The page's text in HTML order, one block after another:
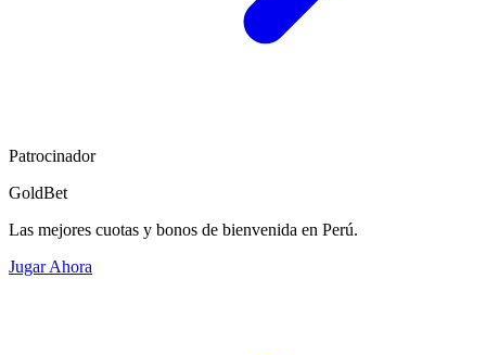
Patrocinador
GoldBet
Las mejores cuotas y bonos de bienvenida en Perú.
Jugar Ahora